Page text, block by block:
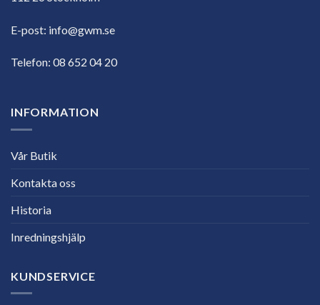
E-post: info@gwm.se
Telefon: 08 652 04 20
INFORMATION
Vår Butik
Kontakta oss
Historia
Inredningshjälp
KUNDSERVICE